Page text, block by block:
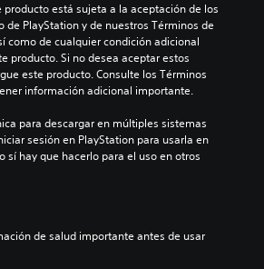
producto está sujeta a la aceptación de los
de PlayStation y de nuestros Términos de
como de cualquier condición adicional
producto. Si no desea aceptar estos
este producto. Consulte los Términos
información adicional importante.
para descargar en múltiples sistemas
sesión en PlayStation para usarla en
sí hay que hacerlo para el uso en otros